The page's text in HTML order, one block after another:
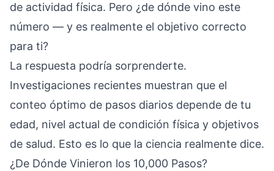
de actividad física. Pero ¿de dónde vino este
número — y es realmente el objetivo correcto
para ti?
La respuesta podría sorprenderte.
Investigaciones recientes muestran que el
conteo óptimo de pasos diarios depende de tu
edad, nivel actual de condición física y objetivos
de salud. Esto es lo que la ciencia realmente dice.
¿De Dónde Vinieron los 10,000 Pasos?